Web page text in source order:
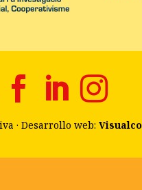
  
· Desarrollo web: Visualco